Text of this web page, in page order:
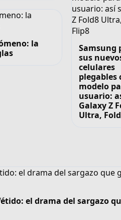
la
Samsung
sus
celulares
plegables
modelo
usuario:
Galaxy Z
Ultra,
el drama del sargazo